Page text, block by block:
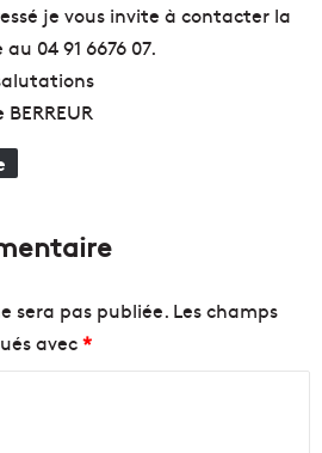
je vous invite à contacter la
04 91 6676 07.
sera pas publiée. Les champs
avec*